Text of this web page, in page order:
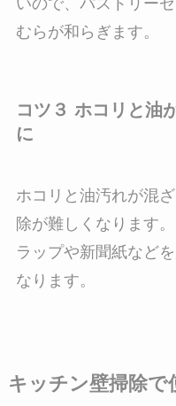
むらが和らぎます。
コツ３ ホコリと油
に
ホコリと油汚れが混
除が難しくなります
ラップや新聞紙など
なります。
キッチン壁掃除で